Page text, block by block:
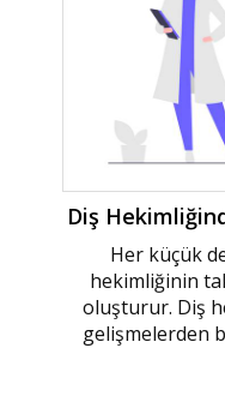
Diş
Her küçük
hekimliğinin
oluşturur. Diş
gelişmelerden